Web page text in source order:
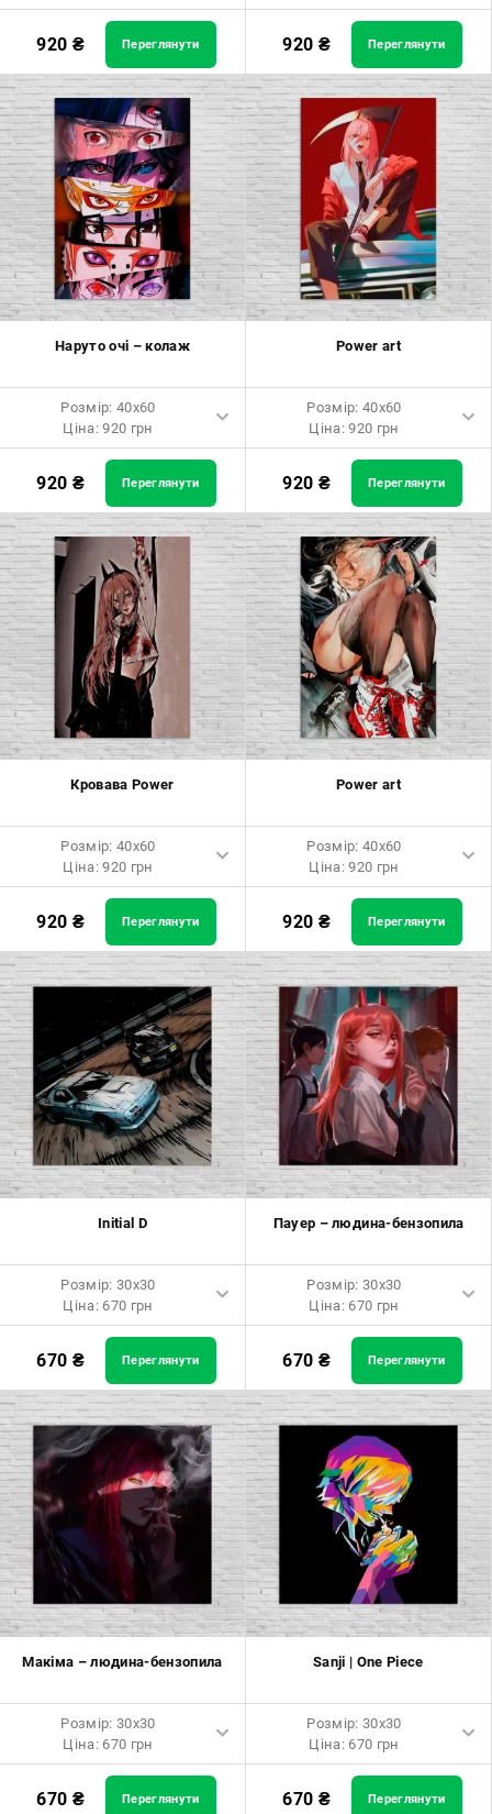
Розмір: 40x60 Ціна: 920 грн
Розмір: 60x90 Ціна: 1650 грн
Розмір: 80x120 Ціна: 2050 грн
920 ₴ Переглянути
Розмір: 60x40 Ціна: 920 грн
Розмір: 90x60 Ціна: 1650 грн
Розмір: 120x80 Ціна: 2050 грн
920 ₴ Переглянути
Наруто очі – колаж
Розмір: 40x60
Ціна: 920 грн
Розмір: 40x60 Ціна: 920 грн
Розмір: 60x90 Ціна: 1650 грн
Розмір: 80x120 Ціна: 2050 грн
920 ₴ Переглянути
Power art
Розмір: 40x60
Ціна: 920 грн
Розмір: 40x60 Ціна: 920 грн
Розмір: 60x90 Ціна: 1650 грн
Розмір: 80x120 Ціна: 2050 грн
920 ₴ Переглянути
Кровава Power
Розмір: 40x60
Ціна: 920 грн
Розмір: 40x60 Ціна: 920 грн
Розмір: 60x90 Ціна: 1650 грн
Розмір: 80x120 Ціна: 2050 грн
920 ₴ Переглянути
Power art
Розмір: 40x60
Ціна: 920 грн
Розмір: 40x60 Ціна: 920 грн
Розмір: 60x90 Ціна: 1650 грн
Розмір: 80x120 Ціна: 2050 грн
920 ₴ Переглянути
Initial D
Розмір: 30x30
Ціна: 670 грн
Розмір: 30x30 Ціна: 670 грн
Розмір: 40x40 Ціна: 840 грн
Розмір: 50x50 Ціна: 970 грн
Розмір: 60x60 Ціна: 1290 грн
Розмір: 70x70 Ціна: 1550 грн
Розмір: 80x80 Ціна: 1650 грн
Розмір: 90x90 Ціна: 1800 грн
Розмір: 100x100 Ціна: 2500
грн
670 ₴ Переглянути
Пауер – людина-бензопила
Розмір: 30x30
Ціна: 670 грн
Розмір: 30x30 Ціна: 670 грн
Розмір: 40x40 Ціна: 840 грн
Розмір: 50x50 Ціна: 970 грн
Розмір: 60x60 Ціна: 1290 грн
Розмір: 70x70 Ціна: 1550 грн
Розмір: 80x80 Ціна: 1650 грн
Розмір: 90x90 Ціна: 1800 грн
Розмір: 100x100 Ціна: 2500
грн
670 ₴ Переглянути
Макіма – людина-бензопила
Розмір: 30x30
Ціна: 670 грн
Розмір: 30x30 Ціна: 670 грн
670 ₴ Переглянути
Sanji | One Piece
Розмір: 30x30
Ціна: 670 грн
Розмір: 30x30 Ціна: 670 грн
670 ₴ Переглянути